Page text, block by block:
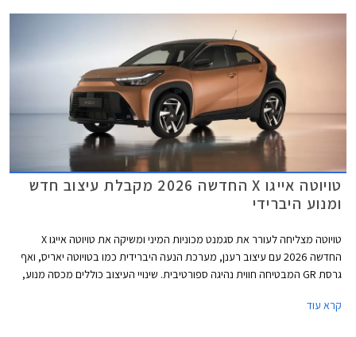
טויוטה אייגו X החדשה 2026 מקבלת עיצוב חדש
ומנוע היברידי
טויוטה מצליחה לעורר את סגמנט מכוניות המיני ומשיקה את טויוטה אייגו X
החדשה 2026 עם עיצוב רענן, מערכת הנעה היברידית כמו בטויוטה יאריס, ואף
גרסת GR המבטיחה חווית נהיגה ספורטיבית. שינויי העיצוב כוללים מכסה מנוע,
או 18 אינץ' בעיצובים חדשים משלימים את ההופעה. מאחור שינוי קל ביחידותקרא עוד